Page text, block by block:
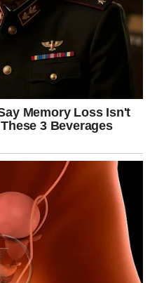
sama.
i bol koji je
je, trpela i čekala.
će dobiti priliku da vidi
u njenu korist. Ljudi koji
svojih
protiv nje, počeće da